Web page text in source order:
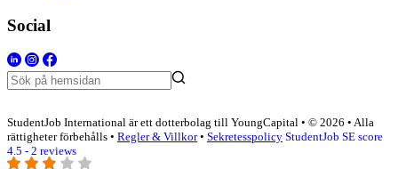
Social
StudentJob International är ett dotterbolag till YoungCapital • © 2026 • Alla
rättigheter förbehålls • Regler & Villkor• Sekretesspolicy StudentJob SE score
4.5 - 2 reviews